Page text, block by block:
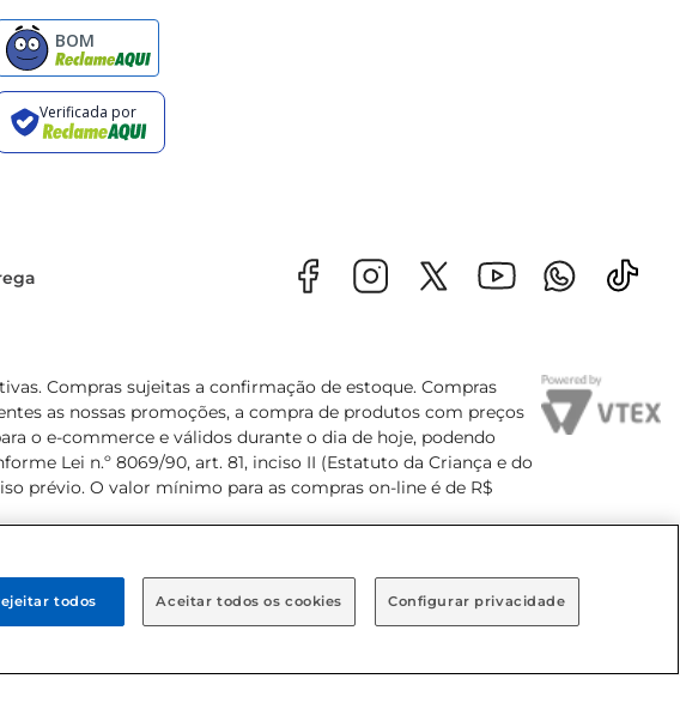
Compras sujeitas a confirmação de estoque. Compras
as nossas promoções, a compra de produtos com preços
o e-commerce e válidos durante o dia de hoje, podendo
Lei n.º 8069/90, art. 81, inciso II (Estatuto da Criança e do
prévio. O valor mínimo para as compras on-line é de R$
Configurar privacidade
todos Aceitar todos os cookies